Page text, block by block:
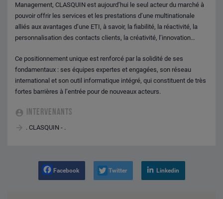
Management, CLASQUIN est aujourd’hui le seul acteur du marché à
pouvoir offrir les services et les prestations d’une multinationale
alliés aux avantages d’une ETI, à savoir, la fiabilité, la réactivité, la
personnalisation des contacts clients, la créativité, l’innovation…
Ce positionnement unique est renforcé par la solidité de ses
fondamentaux : ses équipes expertes et engagées, son réseau
international et son outil informatique intégré, qui constituent de très
fortes barrières à l’entrée pour de nouveaux acteurs.
INTERVENANTS
. CLASQUIN - .
Facebook Twitter Linkedin